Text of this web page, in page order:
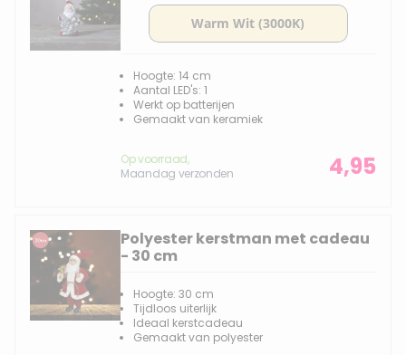
Hoogte: 14 cm
Aantal LED's: 1
Werkt op batterijen
Gemaakt van keramiek
Op voorraad,
Maandag verzonden
4,95
Polyester kerstman met cadeau
- 30 cm
Hoogte: 30 cm
Tijdloos uiterlijk
Ideaal kerstcadeau
Gemaakt van polyester